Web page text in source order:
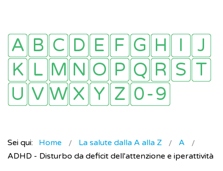
Sei qui: Home La salute dalla A alla Z
A
ADHD - Disturbo da deficit dell'attenzione e iperattività